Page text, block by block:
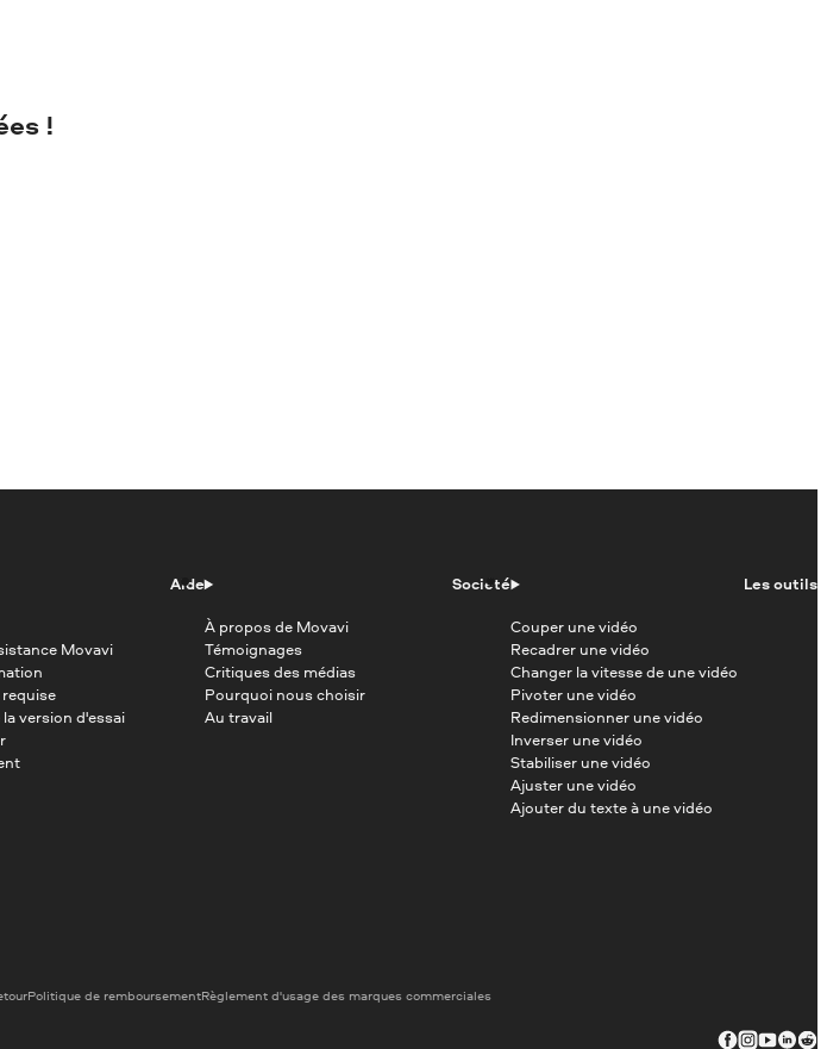
!
Aide
Movavi
version d'essai
Société
À propos de Movavi
Témoignages
Critiques des médias
Pourquoi nous choisir
Au travail
Les outils
Couper une vidéo
Recadrer une vidéo
Changer la vitesse de une vidéo
Pivoter une vidéo
Redimensionner une vidéo
Inverser une vidéo
Stabiliser une vidéo
Ajuster une vidéo
Ajouter du texte à une vidéo
Politique de remboursementRèglement d'usage des marques commerciales